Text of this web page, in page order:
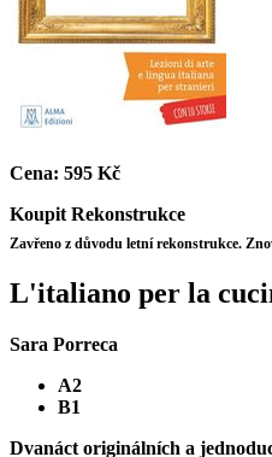
Cena: 595 Kč
Koupit Rekonstrukce
Zavřeno z důvodu letní rekonstrukce.
L'italiano per la
Sara Porreca
A2
B1
Dvanáct originálních a